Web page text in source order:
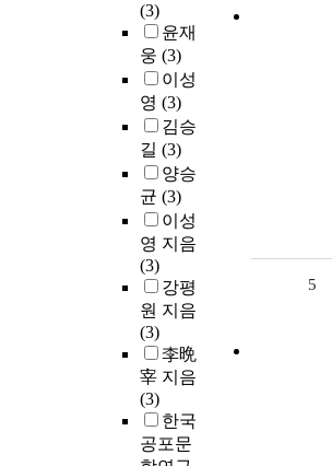
(3)
윤재
웅 (3)
이성
영 (3)
김승
길 (3)
양승
균 (3)
이성
영 지음
(3)
강평
원 지음
(3)
李晩
宰 지음
(3)
한국
공포문
5